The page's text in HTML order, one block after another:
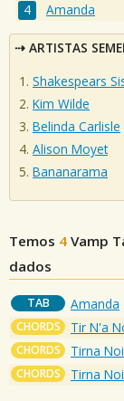
Amanda
ARTISTAS
Shakespears
Kim Wilde
Belinda Carlisle
Alison Moyet
Bananarama
Temos 4 Vamp
dados
TAB Amanda
CHORDS Tir N'a
CHORDS Tirna
CHORDS Tirna